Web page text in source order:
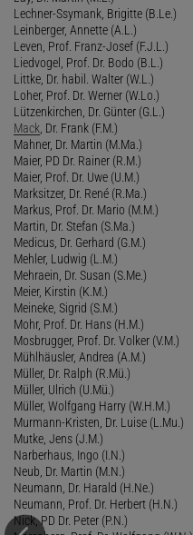
Lechner-Ssymank, Brigitte (B.Le.)
Leinberger, Annette (A.L.)
Leven, Prof. Franz-Josef (F.J.L.)
Liedvogel, Prof. Dr. Bodo (B.L.)
Littke, Dr. habil. Walter (W.L.)
Loher, Prof. Dr. Werner (W.Lo.)
Lützenkirchen, Dr. Günter (G.L.)
Mack , Dr. Frank (F.M.)
Mahner, Dr. Martin (M.Ma.)
Maier, PD Dr. Rainer (R.M.)
Maier, Prof. Dr. Uwe (U.M.)
Marksitzer, Dr. René (R.Ma.)
Markus, Prof. Dr. Mario (M.M.)
Martin, Dr. Stefan (S.Ma.)
Medicus, Dr. Gerhard (G.M.)
Mehler, Ludwig (L.M.)
Mehraein, Dr. Susan (S.Me.)
Meier, Kirstin (K.M.)
Meineke, Sigrid (S.M.)
Mohr, Prof. Dr. Hans (H.M.)
Mosbrugger, Prof. Dr. Volker (V.M.)
Mühlhäusler, Andrea (A.M.)
Müller, Dr. Ralph (R.Mü.)
Müller, Ulrich (U.Mü.)
Müller, Wolfgang Harry (W.H.M.)
Murmann-Kristen, Dr. Luise (L.Mu.)
Mutke, Jens (J.M.)
Narberhaus, Ingo (I.N.)
Neub, Dr. Martin (M.N.)
Neumann, Dr. Harald (H.Ne.)
Neumann, Prof. Dr. Herbert (H.N.)
Nick, PD Dr. Peter (P.N.)